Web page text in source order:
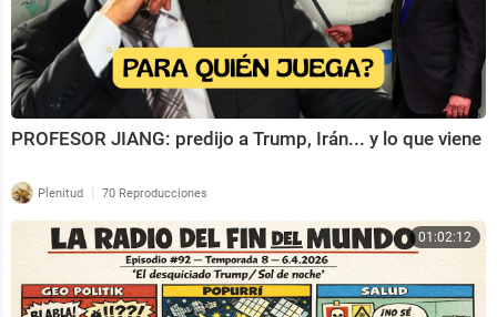
PROFESOR JIANG: predijo a Trump, Irán... y lo que viene
Plenitud | 70 Reproducciones
01:02:12